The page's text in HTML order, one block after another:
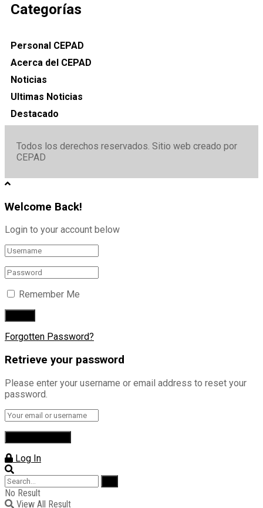
Categorías
Personal CEPAD
Acerca del CEPAD
Noticias
Ultimas Noticias
Destacado
Todos los derechos reservados. Sitio web creado por
CEPAD
Welcome Back!
Login to your account below
Remember Me
Forgotten Password?
Retrieve your password
Please enter your username or email address to reset your
password.
Log In
No Result
View All Result